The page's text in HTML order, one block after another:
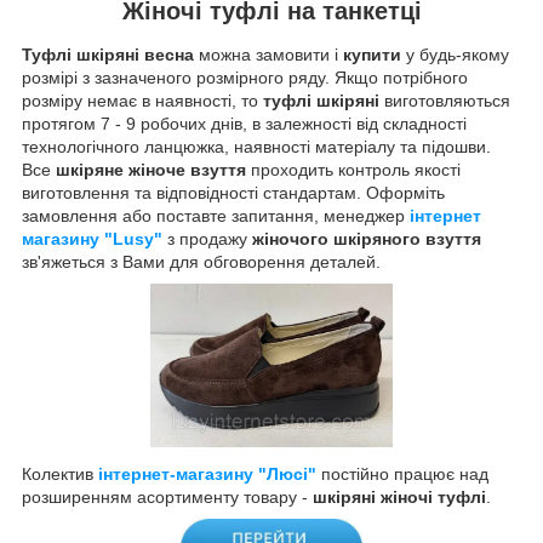
Жіночі туфлі на танкетці
Туфлі шкіряні весна можна замовити і купити у будь-якому
розмірі з зазначеного розмірного ряду. Якщо потрібного
розміру немає в наявності, то туфлі шкіряні виготовляються
протягом 7 - 9 робочих днів, в залежності від складності
технологічного ланцюжка, наявності матеріалу та підошви.
Все шкіряне жіноче взуття проходить контроль якості
виготовлення та відповідності стандартам. Оформіть
замовлення або поставте запитання, менеджер інтернет
магазину "Lusy" з продажу жіночого шкіряного взуття
зв'яжеться з Вами для обговорення деталей.
Колектив інтернет-магазину "Люсі" постійно працює над
розширенням асортименту товару - шкіряні жіночі туфлі